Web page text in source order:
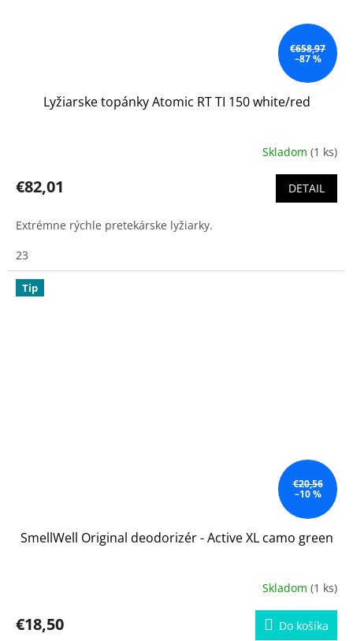
€658,97
–87 %
Lyžiarske topánky Atomic RT TI 150 white/red
Skladom (1 ks)
€82,01 DETAIL
Extrémne rýchle pretekárske lyžiarky.
23
Tip
€20,56
–10 %
SmellWell Original deodorizér - Active XL camo green
Skladom (1 ks)
€18,50 Do košíka